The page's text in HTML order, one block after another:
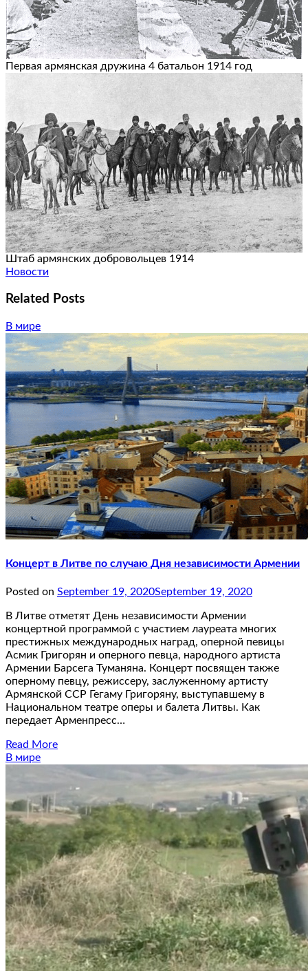
Первая армянская дружина 4 батальон 1914 год
Штаб армянских добровольцев 1914
Новости
Related Posts
В мире
Концерт в Литве по случаю Дня независимости Армении
Posted on September 19, 2020September 19, 2020
В Литве отметят День независимости Армении
концертной программой с участием лауреата многих
престижных международных наград, оперной певицы
Асмик Григорян и оперного певца, народного артиста
Армении Барсега Туманяна. Концерт посвящен также
оперному певцу, режиссеру, заслуженному артисту
Армянской ССР Гегаму Григоряну, выступавшему в
Национальном театре оперы и балета Литвы. Как
передает Арменпресс…
Read More
В мире